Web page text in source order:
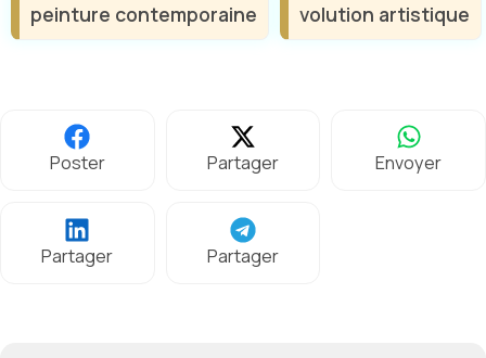
peinture contemporaine volution artistique
Poster Partager Envoyer
Partager Partager